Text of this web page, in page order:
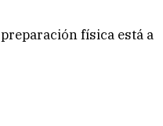
física está a